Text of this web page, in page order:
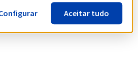
Aceitar tudo